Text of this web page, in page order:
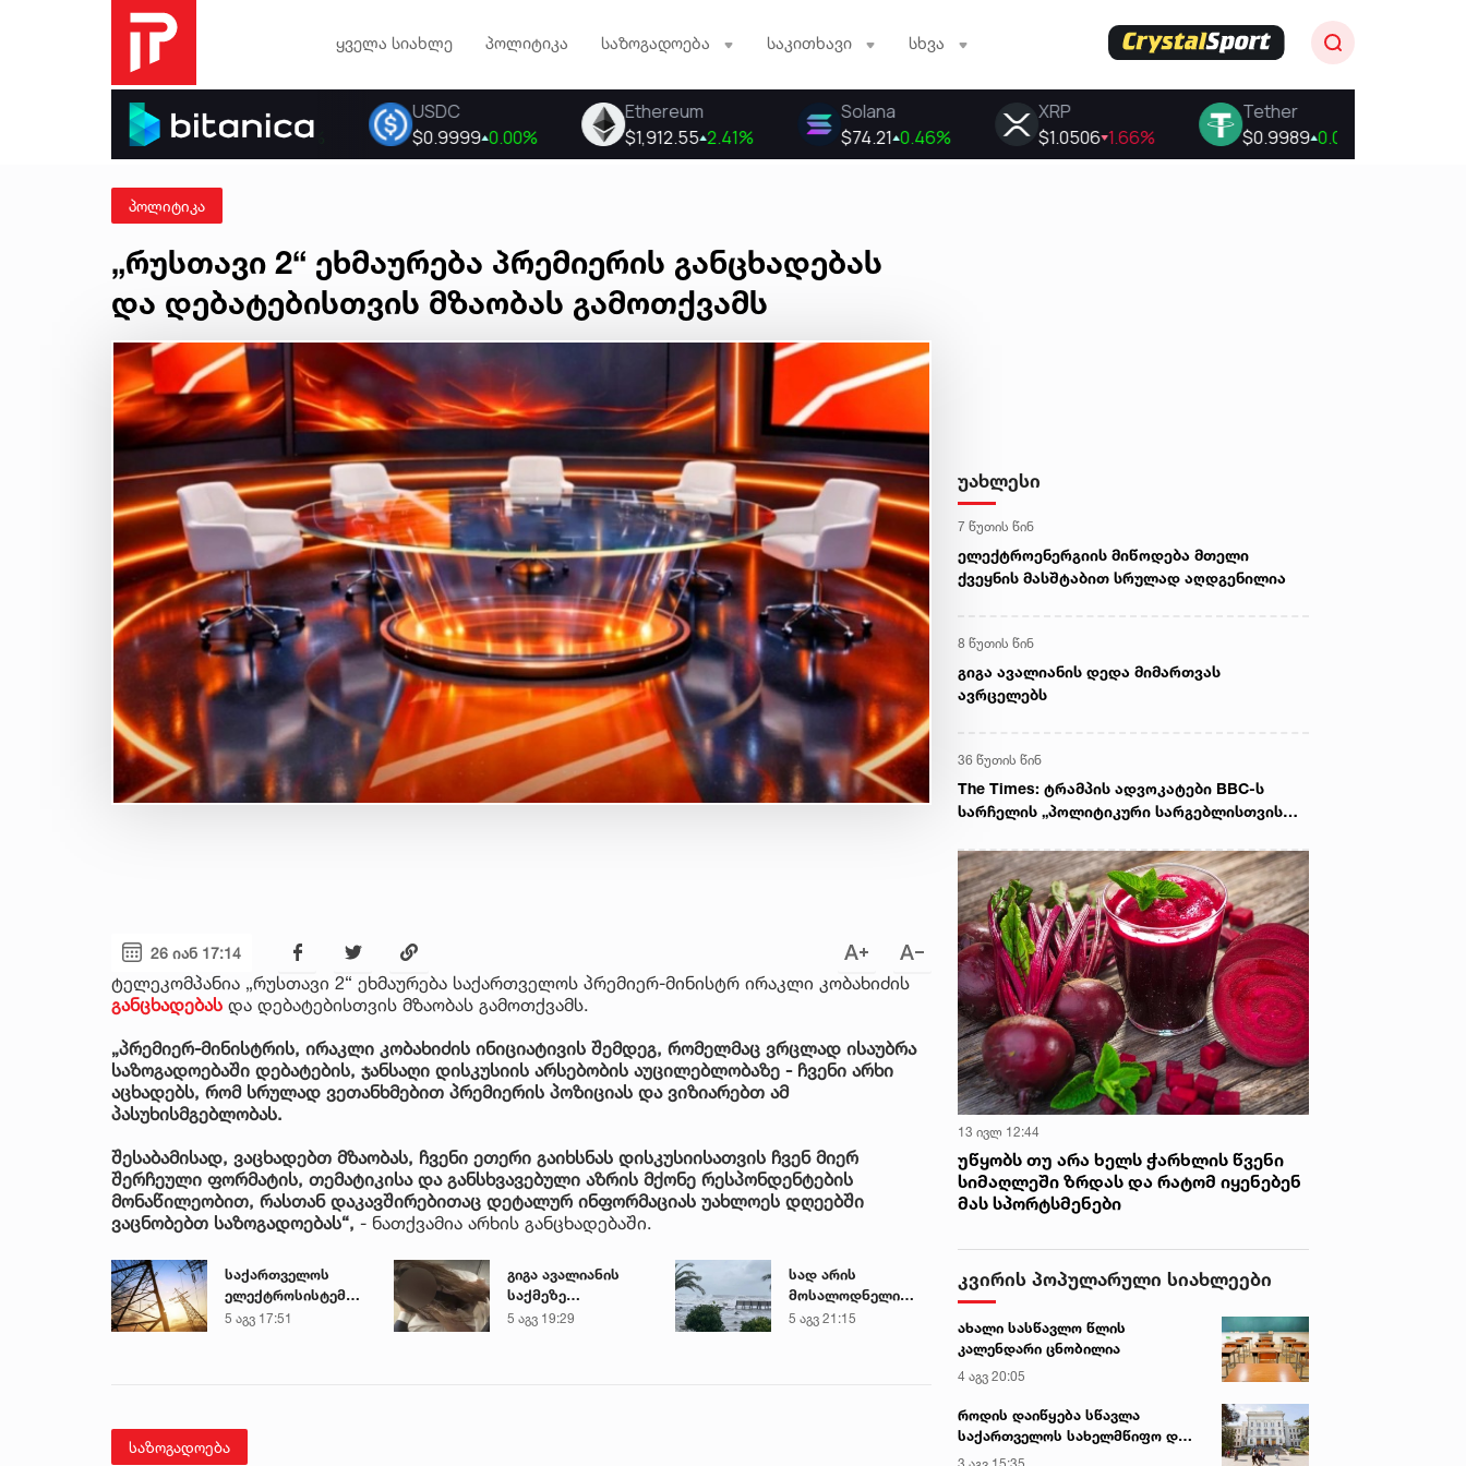
ყველა სიახლე პოლიტიკა საზოგადოება საკითხავი სხვა
პოლიტიკა
„რუსთავი 2“ ეხმაურება პრემიერის განცხადებას
და დებატებისთვის მზაობას გამოთქვამს
26 იან 17:14
ტელეკომპანია „რუსთავი 2“ ეხმაურება საქართველოს პრემიერ-მინისტრ ირაკლი კობახიძის
განცხადებას და დებატებისთვის მზაობას გამოთქვამს.
„პრემიერ-მინისტრის, ირაკლი კობახიძის ინიციატივის შემდეგ, რომელმაც ვრცლად ისაუბრა
საზოგადოებაში დებატების, ჯანსაღი დისკუსიის არსებობის აუცილებლობაზე - ჩვენი არხი
აცხადებს, რომ სრულად ვეთანხმებით პრემიერის პოზიციას და ვიზიარებთ ამ
პასუხისმგებლობას.
შესაბამისად, ვაცხადებთ მზაობას, ჩვენი ეთერი გაიხსნას დისკუსიისათვის ჩვენ მიერ
შერჩეული ფორმატის, თემატიკისა და განსხვავებული აზრის მქონე რესპონდენტების
მონაწილეობით, რასთან დაკავშირებითაც დეტალურ ინფორმაციას უახლოეს დღეებში
ვაცნობებთ საზოგადოებას“, - ნათქვამია არხის განცხადებაში.
საქართველოს
ელექტროსისტემა
სპეციალურ
5 აგვ 17:51
გიგა ავალიანის
საქმეზე
დაკავებული ნია
5 აგვ 19:29
სად არის
მოსალოდნელი
წვიმა და სად
5 აგვ 21:15
საზოგადოება
უახლესი
7 წუთის წინ
ელექტროენერგიის მიწოდება მთელი
ქვეყნის მასშტაბით სრულად აღდგენილია
8 წუთის წინ
გიგა ავალიანის დედა მიმართვას
ავრცელებს
36 წუთის წინ
The Times: ტრამპის ადვოკატები BBC-ს
სარჩელის „პოლიტიკური სარგებლისთვის
13 ივლ 12:44
უწყობს თუ არა ხელს ჭარხლის წვენი
სიმაღლეში ზრდას და რატომ იყენებენ
მას სპორტსმენები
კვირის პოპულარული სიახლეები
ახალი სასწავლო წლის
კალენდარი ცნობილია
4 აგვ 20:05
როდის დაიწყება სწავლა
საქართველოს სახელმწიფო და
კერძო უნივერსიტეტებში